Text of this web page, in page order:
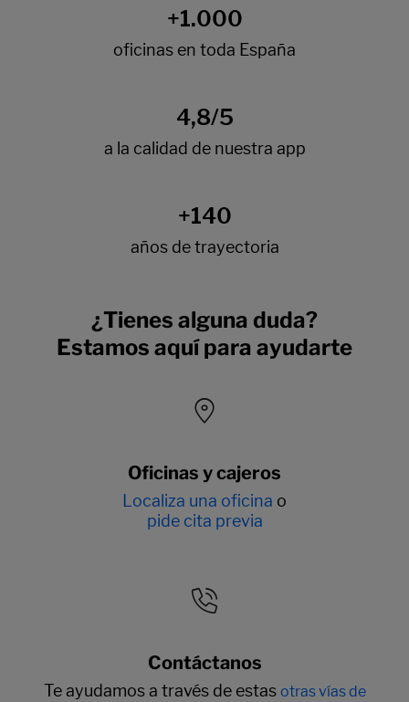
¿Tienes alguna duda?
Estamos aquí para ayudarte
Oficinas y cajeros
Localiza una oficina o
pide cita previa
Contáctanos
Te ayudamos a través de estas otras vías de